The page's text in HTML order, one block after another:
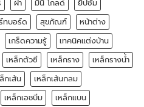
ฝ้า มินิ โกลด์
ยิปซั่ม
ทบอร์ด สุขภัณฑ์
หน้าต่าง
เกร็ดความรู้
เทคนิคแต่งบ้าน
เหล็กตัวซี เหล็กราง
เหล็กรางน้ำ
กเส้น
เหล็กเส้นกลม
เหล็กเอชบีม
เหล็กแบน